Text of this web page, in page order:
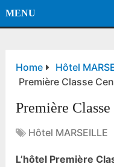
MENU
Home
Hôtel
Première Classe
Première
Hôtel MARSEILLE
L’hôtel Première